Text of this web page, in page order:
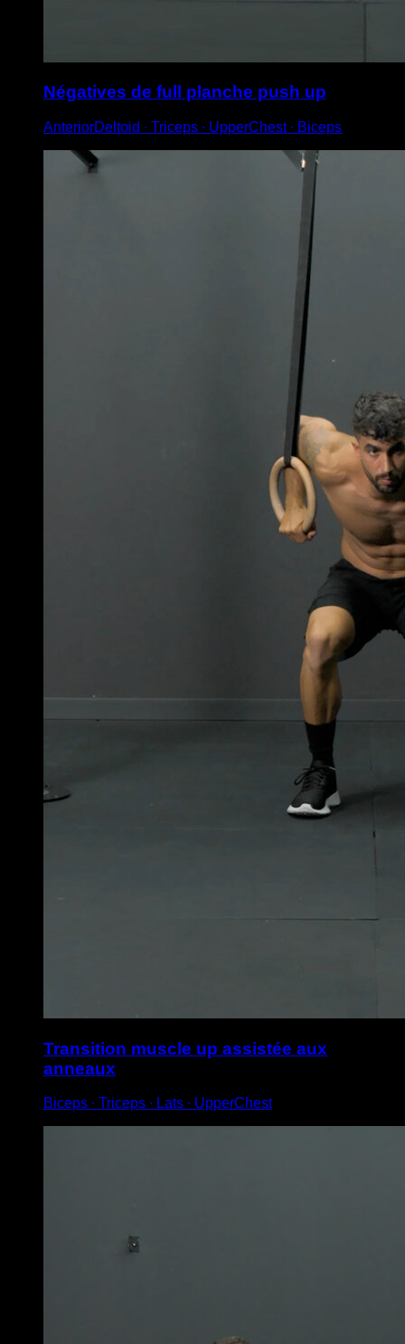
Négatives de full planche push up
AnteriorDeltoid ∙ Triceps ∙ UpperChest ∙ Biceps
Transition muscle up assistée aux
anneaux
Biceps ∙ Triceps ∙ Lats ∙ UpperChest